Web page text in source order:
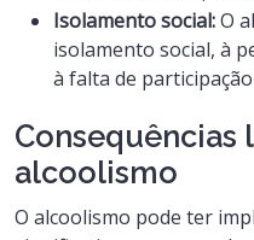
Isolamento social:O
isolamento social, à
à falta de
Consequências
alcoolismo
O alcoolismo pode ter